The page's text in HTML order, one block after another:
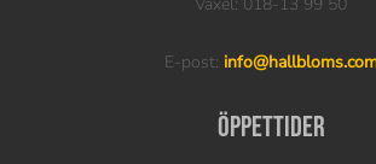
E-post:
Öppettider